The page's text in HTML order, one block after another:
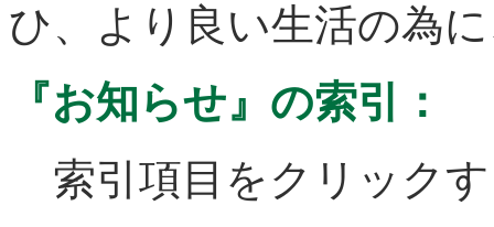
ひ、より良い生活の為
『お知らせ』の索引：
索引項目をクリック